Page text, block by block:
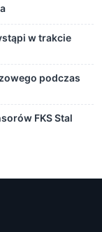
w trakcie
podczas
FKS Stal